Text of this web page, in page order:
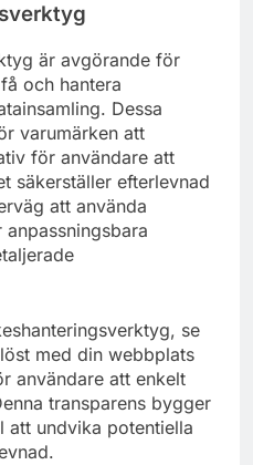
är avgörande för
och hantera
Dessa
varumärken att
för användare att
säkerställer efterlevnad
att använda
se
med din webbplats
användare att enkelt
transparens bygger
undvika potentiella